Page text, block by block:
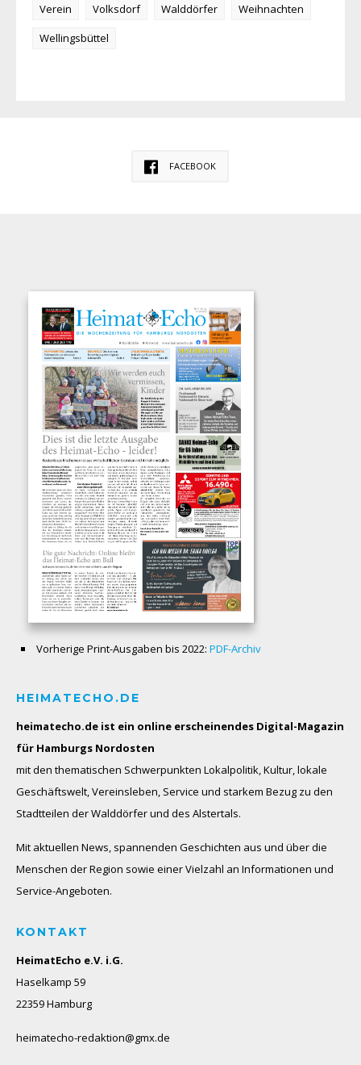
Verein
Volksdorf Walddörfer
Weihnachten
Wellingsbüttel
FACEBOOK
Vorherige Print-Ausgaben bis 2022: PDF-Archiv
HEIMATECHO.DE
heimatecho.de ist ein online erscheinendes Digital-Magazin
für Hamburgs Nordosten
mit den thematischen Schwerpunkten Lokalpolitik, Kultur, lokale
Geschäftswelt, Vereinsleben, Service und starkem Bezug zu den
Stadtteilen der Walddörfer und des Alstertals.
Mit aktuellen News, spannenden Geschichten aus und über die
Menschen der Region sowie einer Vielzahl an Informationen und
Service-Angeboten.
KONTAKT
HeimatEcho e.V. i.G.
Haselkamp 59
22359 Hamburg
heimatecho-redaktion@gmx.de